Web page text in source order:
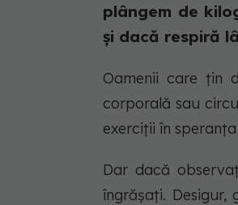
plângem de
și dacă respiră
Oamenii care țin
corporală sau
exerciții în
Dar dacă
îngrășați.